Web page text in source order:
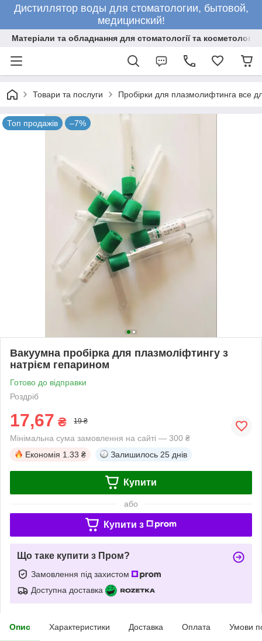
Дистиллятор воды для стоматологии, бытовой,
медицинский!
Матеріали та обладнання для стоматології та косметології
Товари та послуги Пробірки для плазмолифтинга все
Топ продажів –7%
Вакуумна пробірка для плазмоліфтингу з
натрієм гепарином
Готово до відправки
Роздріб
17,67 ₴ 19 ₴
Мінімальна сума замовлення на сайті — 300 ₴
Економія 1.33 ₴ Залишилось 25 днів
Купити
або
Купити з
Що таке купити з Пром?
Замовлення під захистом
Доступна доставка
Опис Характеристики Доставка Оплата Умови